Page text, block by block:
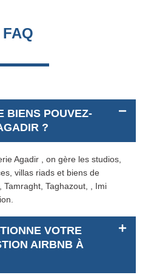
FAQ
BIENS POUVEZ-
?
Agadir , on gère les studios,
villas riads et biens de
Tamraght, Taghazout, , Imi
VOTRE
AIRBNB À